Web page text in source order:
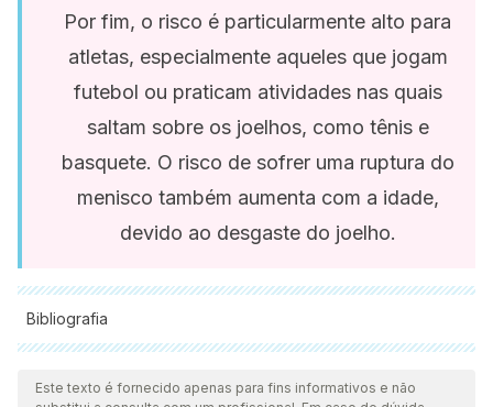
Por fim, o risco é particularmente alto para
atletas, especialmente aqueles que jogam
futebol ou praticam atividades nas quais
saltam sobre os joelhos, como tênis e
basquete. O risco de sofrer uma ruptura do
menisco também aumenta com a idade,
devido ao desgaste do joelho.
Bibliografia
Todas as fontes citadas foram minuciosamente revisadas por
nossa equipe para garantir sua qualidade, confiabilidade,
Este texto é fornecido apenas para fins informativos e não